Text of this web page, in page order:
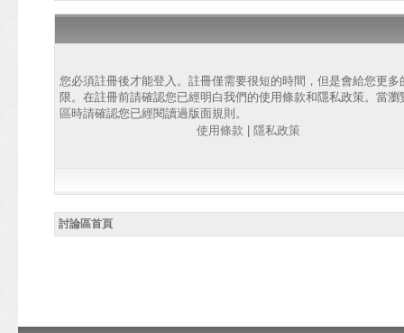
您必須註冊後才能登入。註冊僅需要很短的時間，但是會給您更多
限。在註冊前請確認您已經明白我們的使用條款和隱私政策。當瀏
區時請確認您已經閱讀過版面規則。
使用條款
隱私政策
討論區首頁